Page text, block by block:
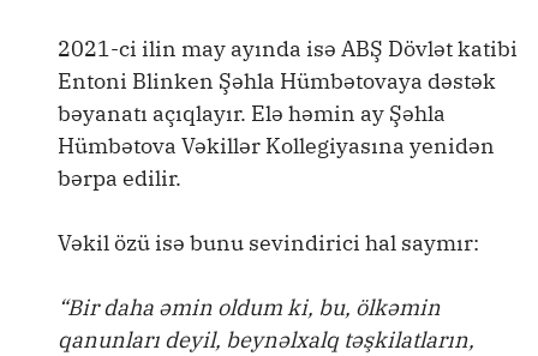
2021-ci ilin may ayında isə ABŞ Dövlət katibi
Entoni Blinken Şəhla Hümbətovaya dəstək
bəyanatı açıqlayır. Elə həmin ay Şəhla
Hümbətova Vəkillər Kollegiyasına yenidən
bərpa edilir.
Vəkil özü isə bunu sevindirici hal saymır:
“Bir daha əmin oldum ki, bu, ölkəmin
qanunları deyil, beynəlxalq təşkilatların,